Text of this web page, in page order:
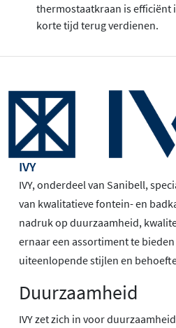
thermostaatkraan is efficiënt
korte tijd terug verdienen.
IVY
IVY, onderdeel van Sanibell,
van kwalitatieve fontein- en
nadruk op duurzaamheid,
ernaar een assortiment te
uiteenlopende stijlen en
Duurzaamheid
IVY zet zich in voor